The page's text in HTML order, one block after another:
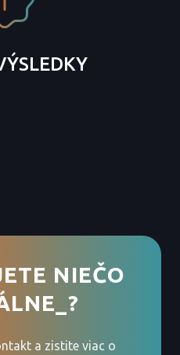
NIEČO
a zistite viac o